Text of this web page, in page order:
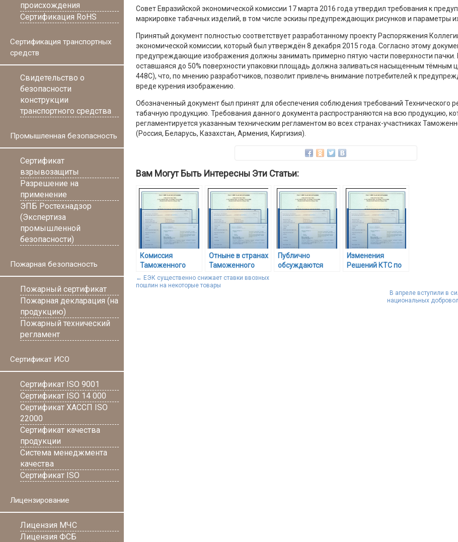
происхождения
Сертификация RoHS
Сертификация транспортных
средств
Свидетельство о
безопасности
конструкции
транспортного средства
Промышленная безопасность
Сертификат
взрывозащиты
Разрешение на
применение
ЭПБ Ростехнадзор
(Экспертиза
промышленной
безопасности)
Пожарная безопасность
Пожарный сертификат
Пожарная декларация (на
продукцию)
Пожарный технический
регламент
Сертификат ИСО
Сертификат ISO 9001
Сертификат ISO 14 000
Сертификат ХАССП ISO
22000
Сертификат качества
продукции
Система менеджмента
качества
Сертификат ISO
Лицензирование
Лицензия МЧС
Лицензия ФСБ
Совет Евразийской экономической комиссии 17 марта 2016 года утвердил требования к
маркировке табачных изделий, в том числе эскизы предупреждающих рисунков и параметры
Принятый документ полностью соответствует разработанному проекту Распоряжения
экономической комиссии, который был утверждён 8 декабря 2015 года. Согласно этому
предупреждающие изображения должны занимать примерно пятую части поверхности пачки.
оставшаяся до 50% поверхности упаковки площадь должна заливаться насыщенным тёмным
448С), что, по мнению разработчиков, позволит привлечь внимание потребителей к
вреде курения изображению.
Обозначенный документ был принят для обеспечения соблюдения требований Технического
табачную продукцию. Требования данного документа распространяются на всю продукцию,
регламентируется указанным техническим регламентом во всех странах-участниках
(Россия, Беларусь, Казахстан, Армения, Киргизия).
Вам Могут Быть Интересны Эти Статьи:
Комиссия
Таможенного
союза
прекратила своё
Отныне в странах
Таможенного
союза действуют
единые
Публично
обсуждаются
Изменения
Решений КТС по
регламентов
Таможенного
← ЕЭК существенно снижает ставки ввозных
пошлин на некоторые товары
В апреле вступили в
национальных